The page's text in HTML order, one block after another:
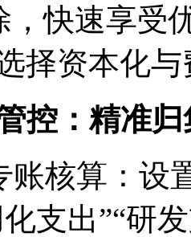
，快速享受
择资本化
控：精准
核算：设
支出”“研